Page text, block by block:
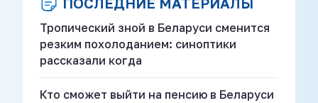
Тропический зной в Беларуси сменится
резким похолоданием: синоптики
рассказали когда
Кто сможет выйти на пенсию в Беларуси